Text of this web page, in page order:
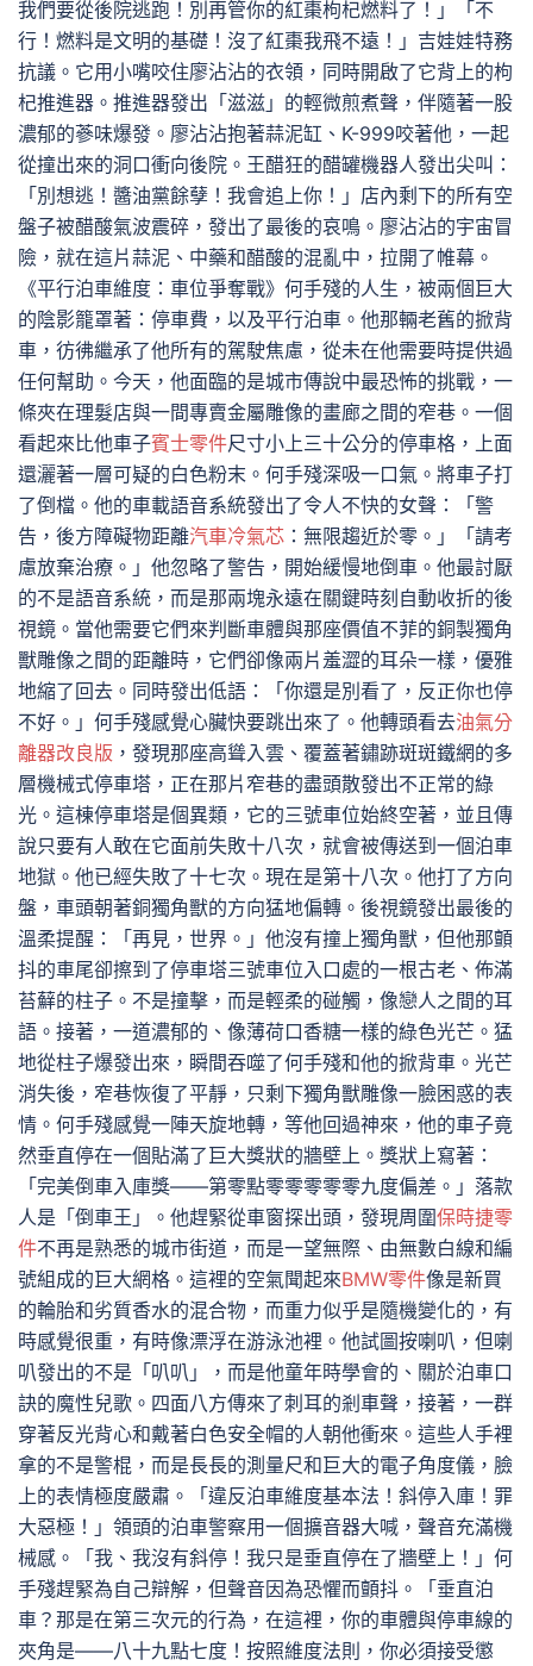
我們要從後院逃跑！別再管你的紅棗枸杞燃料了！」「不
行！燃料是文明的基礎！沒了紅棗我飛不遠！」吉娃娃特務
抗議。它用小嘴咬住廖沾沾的衣領，同時開啟了它背上的枸
杞推進器。推進器發出「滋滋」的輕微煎煮聲，伴隨著一股
濃郁的蔘味爆發。廖沾沾抱著蒜泥缸、K-999咬著他，一起
從撞出來的洞口衝向後院。王醋狂的醋罐機器人發出尖叫：
「別想逃！醬油黨餘孽！我會追上你！」店內剩下的所有空
盤子被醋酸氣波震碎，發出了最後的哀鳴。廖沾沾的宇宙冒
險，就在這片蒜泥、中藥和醋酸的混亂中，拉開了帷幕。
《平行泊車維度：車位爭奪戰》何手殘的人生，被兩個巨大
的陰影籠罩著：停車費，以及平行泊車。他那輛老舊的掀背
車，彷彿繼承了他所有的駕駛焦慮，從未在他需要時提供過
任何幫助。今天，他面臨的是城市傳說中最恐怖的挑戰，一
條夾在理髮店與一間專賣金屬雕像的畫廊之間的窄巷。一個
看起來比他車子賓士零件尺寸小上三十公分的停車格，上面
還灑著一層可疑的白色粉末。何手殘深吸一口氣。將車子打
了倒檔。他的車載語音系統發出了令人不快的女聲：「警
告，後方障礙物距離汽車冷氣芯 ：無限趨近於零。」「請考
慮放棄治療。」他忽略了警告，開始緩慢地倒車。他最討厭
的不是語音系統，而是那兩塊永遠在關鍵時刻自動收折的後
視鏡。當他需要它們來判斷車體與那座價值不菲的銅製獨角
獸雕像之間的距離時，它們卻像兩片羞澀的耳朵一樣，優雅
地縮了回去。同時發出低語：「你還是別看了，反正你也停
不好。」何手殘感覺心臟快要跳出來了。他轉頭看去油氣分
離器改良版 ，發現那座高聳入雲、覆蓋著鏽跡斑斑鐵網的多
層機械式停車塔，正在那片窄巷的盡頭散發出不正常的綠
光。這棟停車塔是個異類，它的三號車位始終空著，並且傳
說只要有人敢在它面前失敗十八次，就會被傳送到一個泊車
地獄。他已經失敗了十七次。現在是第十八次。他打了方向
盤，車頭朝著銅獨角獸的方向猛地偏轉。後視鏡發出最後的
溫柔提醒：「再見，世界。」他沒有撞上獨角獸，但他那顫
抖的車尾卻擦到了停車塔三號車位入口處的一根古老、佈滿
苔蘚的柱子。不是撞擊，而是輕柔的碰觸，像戀人之間的耳
語。接著，一道濃郁的、像薄荷口香糖一樣的綠色光芒。猛
地從柱子爆發出來，瞬間吞噬了何手殘和他的掀背車。光芒
消失後，窄巷恢復了平靜，只剩下獨角獸雕像一臉困惑的表
情。何手殘感覺一陣天旋地轉，等他回過神來，他的車子竟
然垂直停在一個貼滿了巨大獎狀的牆壁上。獎狀上寫著：
「完美倒車入庫獎——第零點零零零零零九度偏差。」落款
人是「倒車王」。他趕緊從車窗探出頭，發現周圍保時捷零
件不再是熟悉的城市街道，而是一望無際、由無數白線和編
號組成的巨大網格。這裡的空氣聞起來BMW零件像是新買
的輪胎和劣質香水的混合物，而重力似乎是隨機變化的，有
時感覺很重，有時像漂浮在游泳池裡。他試圖按喇叭，但喇
叭發出的不是「叭叭」，而是他童年時學會的、關於泊車口
訣的魔性兒歌。四面八方傳來了刺耳的剎車聲，接著，一群
穿著反光背心和戴著白色安全帽的人朝他衝來。這些人手裡
拿的不是警棍，而是長長的測量尺和巨大的電子角度儀，臉
上的表情極度嚴肅。「違反泊車維度基本法！斜停入庫！罪
大惡極！」領頭的泊車警察用一個擴音器大喊，聲音充滿機
械感。「我、我沒有斜停！我只是垂直停在了牆壁上！」何
手殘趕緊為自己辯解，但聲音因為恐懼而顫抖。「垂直泊
車？那是在第三次元的行為，在這裡，你的車體與停車線的
夾角是——八十九點七度！按照維度法則，你必須接受懲